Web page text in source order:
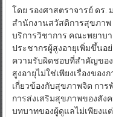
โดย รองศาสตราจารย์ ดร
สำนักงานสวัสดิการสุขภา
บริการวิชาการ คณะพยาบ
ประชากรผู้สูงอายุเพิ่มขึ้นอ
ความรับผิดชอบที่สำคัญขอ
สูงอายุไม่ใช่เพียงเรื่องของ
เกี่ยวข้องกับสุขภาพจิต กา
การส่งเสริมสุขภาพของสัง
บทบาทของผู้ดูแลไม่เพียงแ